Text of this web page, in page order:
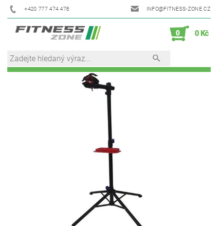
+420 777 474 478 INFO@FITNESS-ZONE.CZ
0 0 Kč